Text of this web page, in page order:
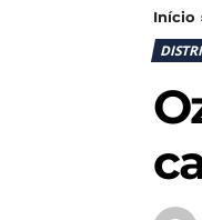
Início